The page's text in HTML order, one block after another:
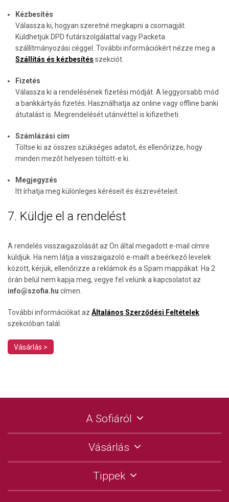
Kézbesítés
Válassza ki, hogyan szeretné megkapni a csomagját.
Küldhetjük DPD futárszolgálattal vagy Packeta
szállítmányozási céggel. További információkért nézze meg a
Szállítás és kézbesítés szekciót.
Fizetés
Válassza ki a rendelésének fizetési módját. A leggyorsabb mód
a bankkártyás fizetés. Használhatja az online vagy offline banki
átutalást is. Megrendelését utánvéttel is kifizetheti.
Számlázási cím
Töltse ki az összes szükséges adatot, és ellenőrizze, hogy
minden mezőt helyesen töltött-e ki.
Megjegyzés
Itt írhatja meg különleges kéréseit és észrevételeit.
7. Küldje el a rendelést
A rendelés visszaigazolását az Ön által megadott e-mail címre
küldjük. Ha nem látja a visszaigazoló e-mailt a beérkező levelek
között, kérjük, ellenőrizze a reklámok és a Spam mappákat. Ha 2
órán belül nem kapja meg, vegye fel velünk a kapcsolatot az
info@szofia.hu címen.
További információkat az Általános Szerződési Feltételek
szekcióban talál.
Vásárlás >
A Sofiáról
Vásárlás
Tippek